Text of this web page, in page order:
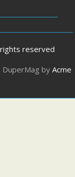
reserved
DuperMag by Acme